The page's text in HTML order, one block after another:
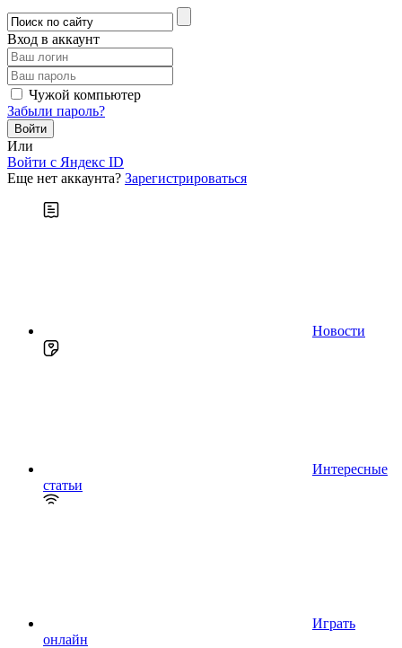
Вход в аккаунт
Чужой компьютер
Забыли пароль?
Или
Войти c Яндекс ID
Еще нет аккаунта? Зарегистрироваться
Новости
Интересные
статьи
Играть
онлайн